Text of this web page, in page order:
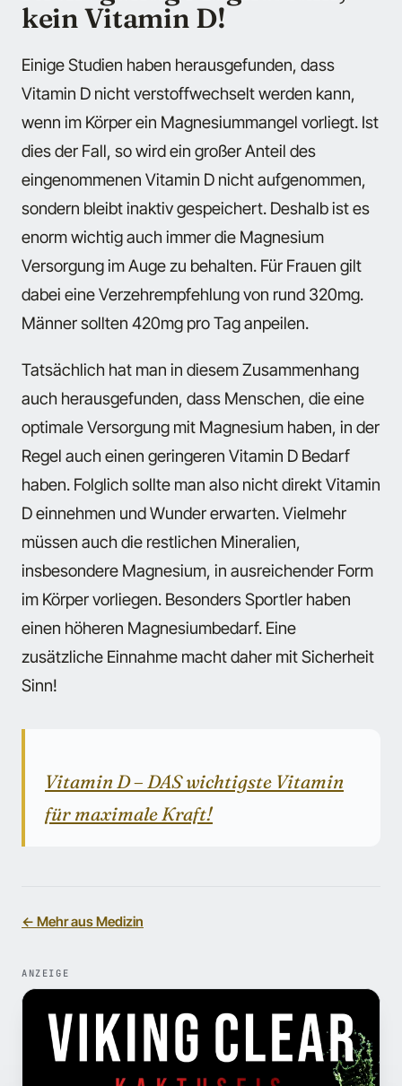
kein Vitamin D!
Einige Studien haben herausgefunden, dass
Vitamin D nicht verstoffwechselt werden kann,
wenn im Körper ein Magnesiummangel vorliegt. Ist
dies der Fall, so wird ein großer Anteil des
eingenommenen Vitamin D nicht aufgenommen,
sondern bleibt inaktiv gespeichert. Deshalb ist es
enorm wichtig auch immer die Magnesium
Versorgung im Auge zu behalten. Für Frauen gilt
dabei eine Verzehrempfehlung von rund 320mg.
Männer sollten 420mg pro Tag anpeilen.
Tatsächlich hat man in diesem Zusammenhang
auch herausgefunden, dass Menschen, die eine
optimale Versorgung mit Magnesium haben, in der
Regel auch einen geringeren Vitamin D Bedarf
haben. Folglich sollte man also nicht direkt Vitamin
D einnehmen und Wunder erwarten. Vielmehr
müssen auch die restlichen Mineralien,
insbesondere Magnesium, in ausreichender Form
im Körper vorliegen. Besonders Sportler haben
einen höheren Magnesiumbedarf. Eine
zusätzliche Einnahme macht daher mit Sicherheit
Sinn!
Vitamin D – DAS wichtigste Vitamin
für maximale Kraft!
← Mehr aus Medizin
ANZEIGE